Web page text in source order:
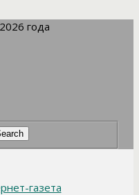
года
газета